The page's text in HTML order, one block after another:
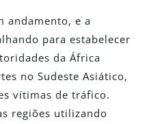
andamento, e a
para estabelecer
da África
no Sudeste Asiático,
vítimas de tráfico.
regiões utilizando